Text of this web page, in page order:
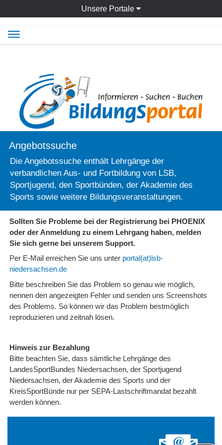
Unsere Portale
Angebotssuche
Die Angebotssuche enthält Lehrgänge der
verbandlichen Aus- und Fortbildung von LSB,
Sportjugend, den Sportbünden, der Akademie des
Sports sowie weitere Bildungsveranstaltungen.
Sollten Sie Probleme bei der Registrierung bei PHOENIX
oder der Anmeldung zu einem Lehrgang haben, melden
Sie sich gerne bei unserem Support.
Per E-Mail erreichen Sie uns unter portal(at)lsb-
niedersachsen.de
Bitte beschreiben Sie das Problem so genau wie möglich,
nennen den angezeigten Fehler und senden uns Screenshots
des Problems. So können wir das Problem bestmöglich
reproduzieren und zeitnah lösen.
Hinweis zur Bezahlung
Bitte beachten Sie, dass sämtliche Lehrgänge des
LandesSportBundes Niedersachsen, der Sportjugend
Niedersachsen, der Akademie des Sports und der
KreisSportBünde nur per SEPA-Lastschriftmandat bezahlt
werden können.
Navigation
ein-/ausblenden